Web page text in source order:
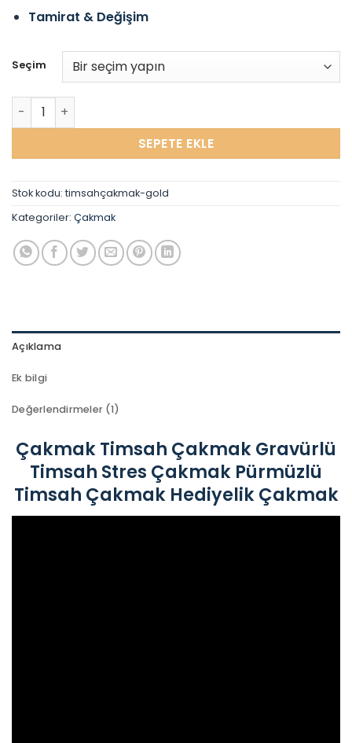
Tamirat & Değişim
Seçim
Çakmak Timsah Çakmak Gravürlü Altın Timsah Stres
SEPETE EKLE
Stok kodu: timsahçakmak-gold
Kategoriler: Çakmak
Açıklama
Ek bilgi
Değerlendirmeler (1)
Çakmak Timsah Çakmak Gravürlü
Timsah Stres Çakmak Pürmüzlü
Timsah Çakmak Hediyelik Çakmak